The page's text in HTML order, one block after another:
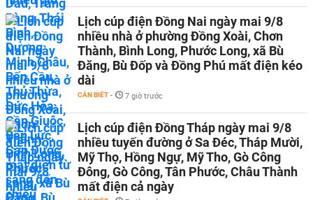
Lịch cúp điện Đồng Nai ngày mai 9/8
nhiều nhà ở phường Đồng Xoài, Chơn
Thành, Bình Long, Phước Long, xã Bù
Đăng, Bù Đốp và Đồng Phú mất điện kéo
dài
CẦN BIẾT - 7 giờ trước
Lịch cúp điện Đồng Tháp ngày mai 9/8
nhiều tuyến đường ở Sa Đéc, Tháp Mười,
Mỹ Thọ, Hồng Ngự, Mỹ Tho, Gò Công
Đông, Gò Công, Tân Phước, Châu Thành
mất điện cả ngày